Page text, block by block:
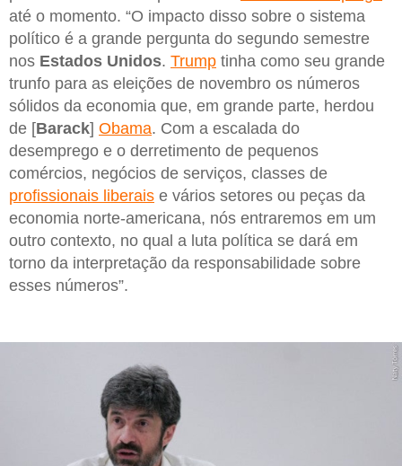
até o momento. “O impacto disso sobre o sistema
político é a grande pergunta do segundo semestre
nos Estados Unidos. Trump tinha como seu grande
trunfo para as eleições de novembro os números
sólidos da economia que, em grande parte, herdou
de [Barack] Obama. Com a escalada do
desemprego e o derretimento de pequenos
comércios, negócios de serviços, classes de
profissionais liberais e vários setores ou peças da
economia norte-americana, nós entraremos em um
outro contexto, no qual a luta política se dará em
torno da interpretação da responsabilidade sobre
esses números”.